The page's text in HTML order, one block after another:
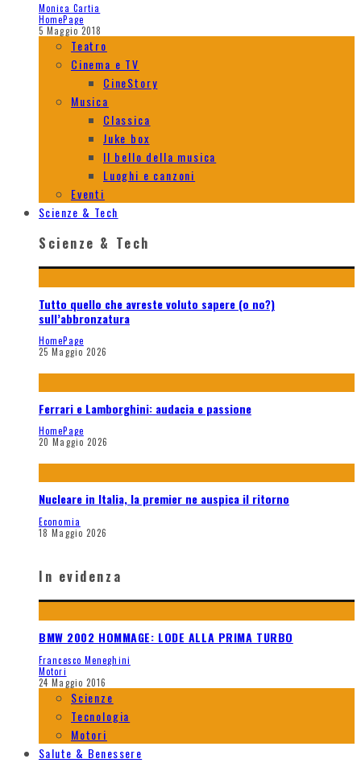
Monica Cartia
HomePage
5 Maggio 2018
Teatro
Cinema e TV
CineStory
Musica
Classica
Juke box
Il bello della musica
Luoghi e canzoni
Eventi
Scienze & Tech
Scienze & Tech
Tutto quello che avreste voluto sapere (o no?)
sull’abbronzatura
HomePage
25 Maggio 2026
Ferrari e Lamborghini: audacia e passione
HomePage
20 Maggio 2026
Nucleare in Italia, la premier ne auspica il ritorno
Economia
18 Maggio 2026
In evidenza
BMW 2002 HOMMAGE: LODE ALLA PRIMA TURBO
Francesco Meneghini
Motori
24 Maggio 2016
Scienze
Tecnologia
Motori
Salute & Benessere